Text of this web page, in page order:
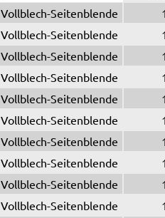
Vollblech-Seitenblende
Vollblech-Seitenblende
Vollblech-Seitenblende
Vollblech-Seitenblende
Vollblech-Seitenblende
Vollblech-Seitenblende
Vollblech-Seitenblende
Vollblech-Seitenblende
Vollblech-Seitenblende
Vollblech-Seitenblende